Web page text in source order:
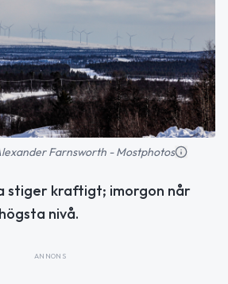
Farnsworth - Mostphotos
stiger kraftigt; imorgon når
nivå.
ANNONS